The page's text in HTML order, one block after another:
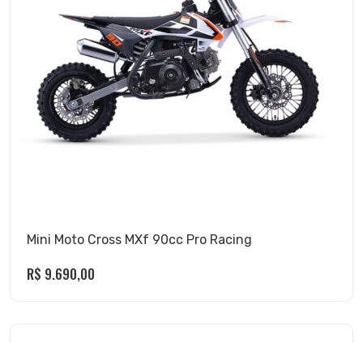
Mini Moto Cross MXf 90cc Pro Racing
R$ 9.690,00